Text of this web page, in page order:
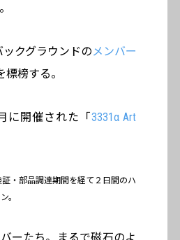
クグラウンドのメンバー
榜する。
に開催された「3331α Art
・部品調達期間を経て２日間のハ
。